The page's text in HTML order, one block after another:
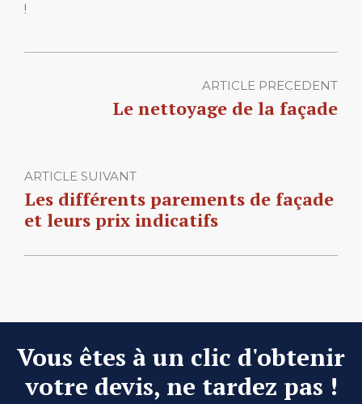
!
ARTICLE PRECEDENT
Le nettoyage de la façade
ARTICLE SUIVANT
Les différents parements de façade
et leurs prix indicatifs
Vous êtes à un clic d'obtenir
votre devis, ne tardez pas !